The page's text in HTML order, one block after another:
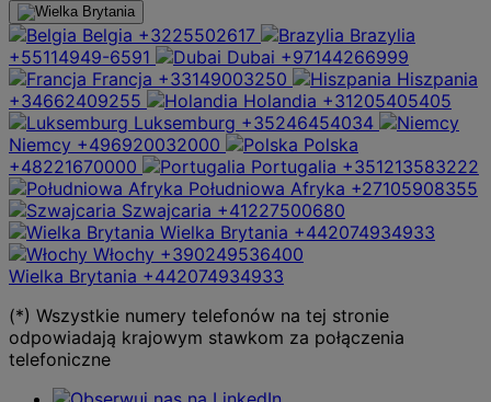
Belgia +3225502617
Brazylia
+55114949-6591
Dubai +97144266999
Francja +33149003250
Hiszpania
+34662409255
Holandia +31205405405
Luksemburg +35246454034
Niemcy +496920032000
Polska
+48221670000
Portugalia +351213583222
Południowa Afryka +27105908355
Szwajcaria +41227500680
Wielka Brytania +442074934933
Włochy +390249536400
Wielka Brytania +442074934933
(*) Wszystkie numery telefonów na tej stronie
odpowiadają krajowym stawkom za połączenia
telefoniczne